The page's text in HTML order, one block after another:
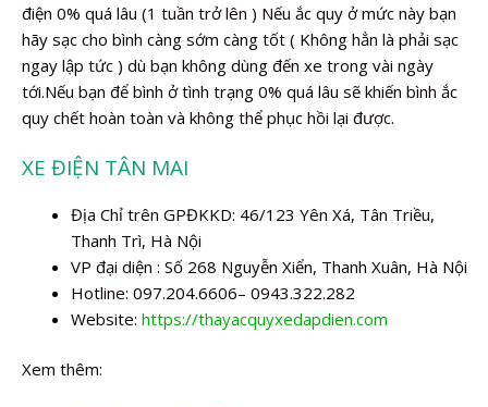
điện 0% quá lâu (1 tuần trở lên ) Nếu ắc quy ở mức này bạn
hãy sạc cho bình càng sớm càng tốt ( Không hẳn là phải sạc
ngay lập tức ) dù bạn không dùng đến xe trong vài ngày
tới.Nếu bạn để bình ở tình trạng 0% quá lâu sẽ khiến bình ắc
quy chết hoàn toàn và không thể phục hồi lại được.
XE ĐIỆN TÂN MAI
Địa Chỉ trên GPĐKKD: 46/123 Yên Xá, Tân Triều,
Thanh Trì, Hà Nội
VP đại diện : Số 268 Nguyễn Xiển, Thanh Xuân, Hà Nội
Hotline: 097.204.6606– 0943.322.282
Website: https://thayacquyxedapdien.com
Xem thêm: